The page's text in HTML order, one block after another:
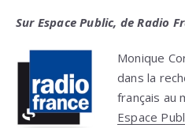
Sur Espace Public, de Radio
Monique
dans la
français au
Espace